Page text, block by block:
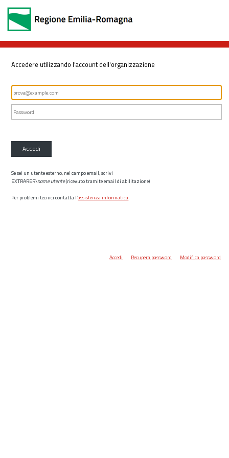
Accedere utilizzando l'account dell'organizzazione
Accedi
Se sei un utente esterno, nel campo email, scrivi
EXTRARER\nome utente(ricevuto tramite email di abilitazione)
Per problemi tecnici contatta l’assistenza informatica.
Accedi Recupera password Modifica password